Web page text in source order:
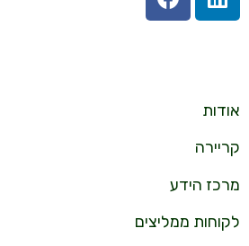
אודות
קריירה
מרכז הידע
לקוחות ממליצים